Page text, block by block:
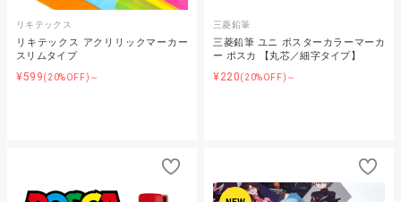
リキテックス
リキテックス アクリリックマーカー
スリムタイプ
¥599(20%OFF)～
三菱鉛筆
三菱鉛筆 ユニ ポスターカラーマーカ
ー ポスカ 【丸芯／細字タイプ】
¥220(20%OFF)～